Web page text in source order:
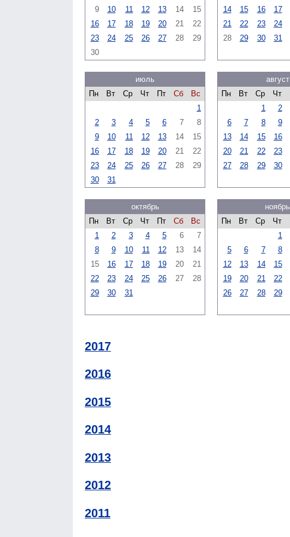
9
10 11 12 13 14
15
16
17 18 19 20 21
22
23
24 25 26 27 28
29
30
14
15 16 17
21
22 23 24
28
29 30 31
июль
Пн
Вт Ср Чт Пт Сб
Вс
1
2
3 4 5 6 7
8
9
10 11 12 13 14
15
16
17 18 19 20 21
22
23
24 25 26 27 28
29
30
31
август
Пн
Вт Ср Чт
1
2
6
7 8 9
13
14 15 16
20
21 22 23
27
28 29 30
октябрь
Пн
Вт Ср Чт Пт Сб
Вс
1
2 3 4 5 6
7
8
9 10 11 12 13
14
15
16 17 18 19 20
21
22
23 24 25 26 27
28
29
30 31
ноябрь
Пн
Вт Ср Чт
1
5
6 7 8
12
13 14 15
19
20 21 22
26
27 28 29
2017
2016
2015
2014
2013
2012
2011